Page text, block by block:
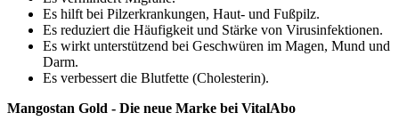
Es hilft bei Pilzerkrankungen, Haut- und Fußpilz.
Es reduziert die Häufigkeit und Stärke von Virusinfektionen.
Es wirkt unterstützend bei Geschwüren im Magen, Mund und
Darm.
Es verbessert die Blutfette (Cholesterin).
Mangostan Gold - Die neue Marke bei VitalAbo